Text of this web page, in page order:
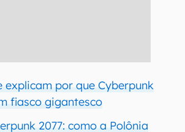
explicam por que Cyberpunk
fiasco gigantesco
2077: como a Polônia